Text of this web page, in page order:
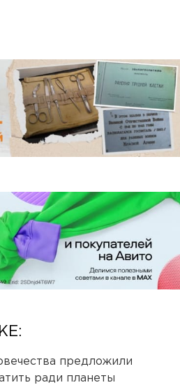
предложили
ради планеты